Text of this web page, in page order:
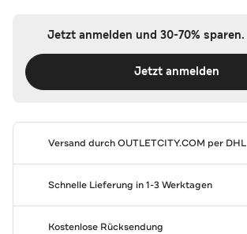
Jetzt anmelden und 30-70% sparen.
Jetzt anmelden
Versand durchOUTLETCITY.COM per DHL
Schnelle Lieferung in 1-3 Werktagen
Kostenlose Rücksendung